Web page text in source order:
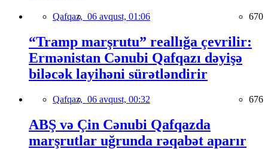
Qafqaz, 06 avqust, 01:06 670
“Tramp marşrutu” reallığa çevrilir:
Ermənistan Cənubi Qafqazı dəyişə
biləcək layihəni sürətləndirir
Qafqaz, 06 avqust, 00:32 676
ABŞ və Çin Cənubi Qafqazda
marşrutlar uğrunda rəqabət aparır